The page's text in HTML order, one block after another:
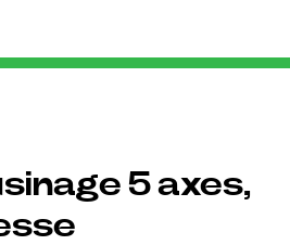
5 axes,